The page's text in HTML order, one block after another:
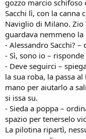
gozzo marcio schifoso
Sacchi lì, con la canna
Naviglio di Milano. Zio
guardava nemmeno
- Alessandro Sacchi?
- Sì, sono io –
- Deve seguirci –
la sua roba, la passa
mano per aiutarlo a
si issa su.
- Sieda a poppa –
spazio per tenerselo
La pilotina ripartì,